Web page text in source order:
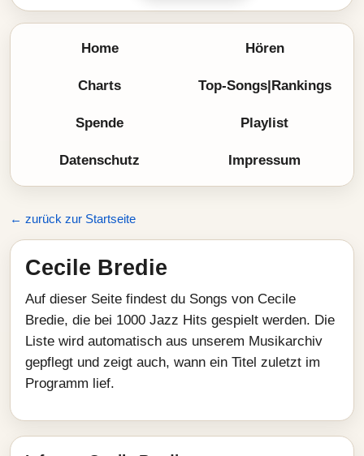
Home Hören
Charts Top-Songs|Rankings
Spende Playlist
Datenschutz Impressum
← zurück zur Startseite
Cecile Bredie
Auf dieser Seite findest du Songs von Cecile
Bredie, die bei 1000 Jazz Hits gespielt werden. Die
Liste wird automatisch aus unserem Musikarchiv
gepflegt und zeigt auch, wann ein Titel zuletzt im
Programm lief.